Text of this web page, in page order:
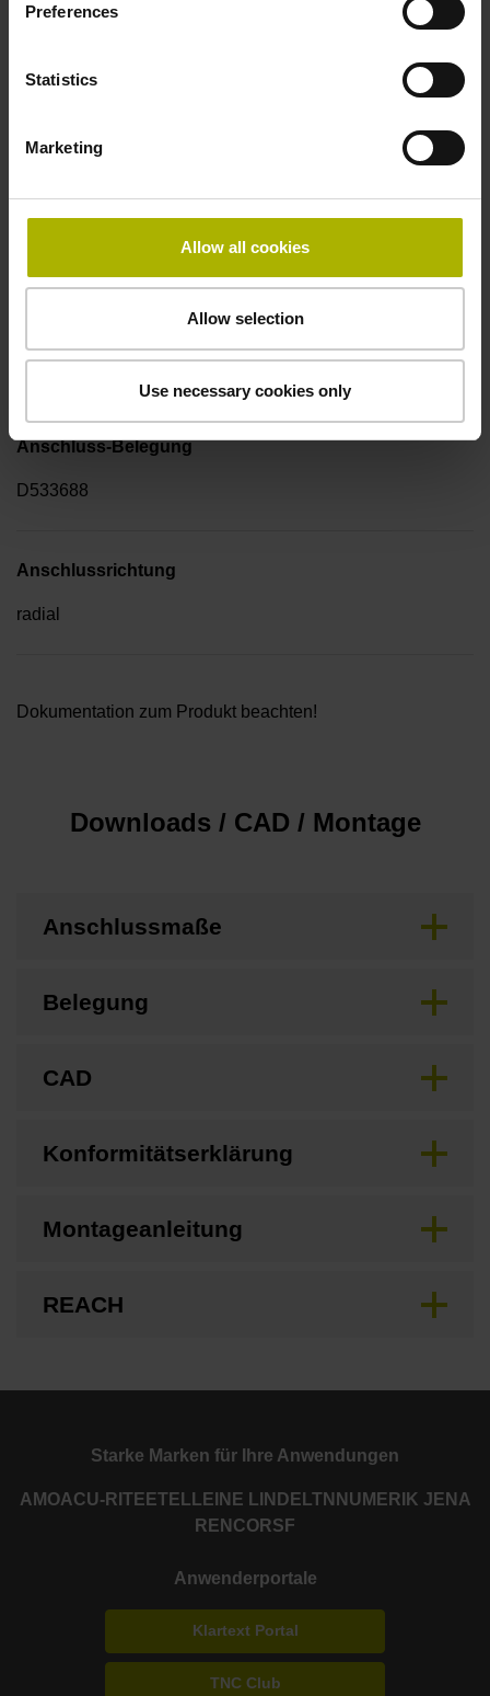
Preferences
Statistics
Marketing
Allow all cookies
Allow selection
Use necessary cookies only
Schutzart
Arbeitstemperatur
Elektrischer Anschluss
Flanschdose M23, Stift, 17-polig
Anschluss-Belegung
D533688
Anschlussrichtung
radial
Dokumentation zum Produkt beachten!
Downloads / CAD / Montage
Anschlussmaße
Belegung
CAD
Konformitätserklärung
Montageanleitung
REACH
Starke Marken für Ihre Anwendungen
AMOACU-RITE ETEL LEINE LINDE LTN NUMERIK JENA
RENCORSF
Anwenderportale
Klartext Portal
TNC Club